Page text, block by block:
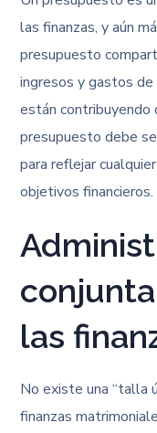
las finanzas, y aún
presupuesto
ingresos y gastos de
están contribuyendo
presupuesto debe
para reflejar
objetivos financieros.
las
No existe una “talla
finanzas